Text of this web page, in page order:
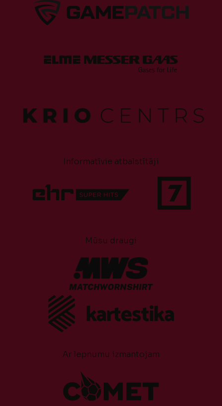
Informatīvie atbalstītāji
Mūsu draugi
Ar lepnumu izmantojam